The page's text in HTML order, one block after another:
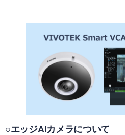
ライブの再生とカメラ操作
レイアウトの作成
録画映像の検索
録画映像のバックアップ
30日間無料体験
デモサーバー
NVR(ネットワークビデオレコーダ
システ・ケイカメラサイトへ
システム・ケイサイトへ
○エッジAIカメラについて